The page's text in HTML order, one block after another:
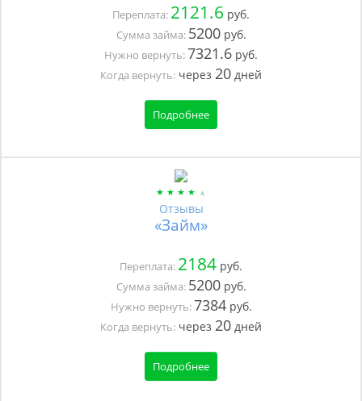
Переплата: 2121.6 руб.
Сумма займа: 5200руб.
Нужно вернуть:7321.6 руб.
Когда вернуть: через 20 дней
Подробнее
Отзывы
«Займ»
Переплата: 2184 руб.
Сумма займа: 5200руб.
Нужно вернуть:7384руб.
Когда вернуть: через 20 дней
Подробнее